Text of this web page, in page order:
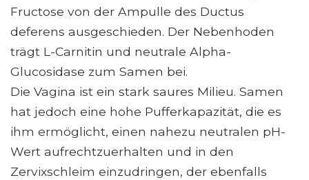
Fructose von der Ampulle des Ductus
deferens ausgeschieden. Der Nebenhoden
trägt L-Carnitin und neutrale Alpha-
Glucosidase zum Samen bei.
Die Vagina ist ein stark saures Milieu. Samen
hat jedoch eine hohe Pufferkapazität, die es
ihm ermöglicht, einen nahezu neutralen pH-
Wert aufrechtzuerhalten und in den
Zervixschleim einzudringen, der ebenfalls